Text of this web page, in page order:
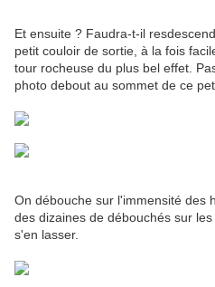
Et ensuite ? Faudra-t-il
petit couloir de sortie, à la fois
tour rocheuse du plus bel effet.
photo debout au sommet de ce
On débouche sur l'immensité des
des dizaines de débouchés sur
s'en lasser.